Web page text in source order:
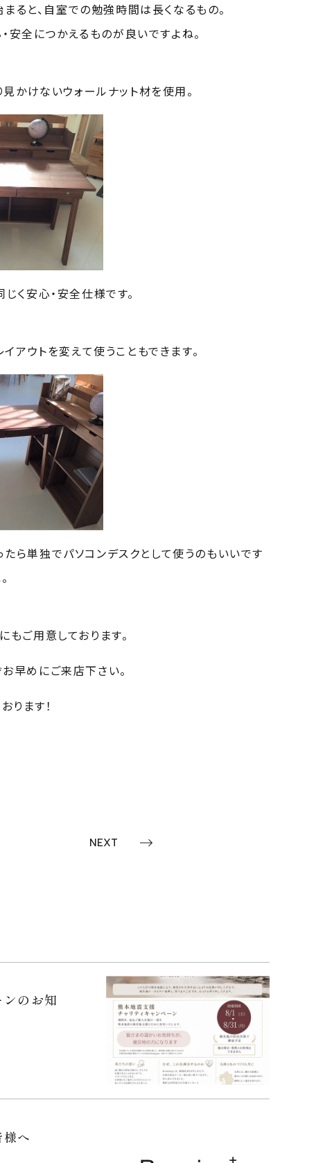
ると、自室での勉強時間は長くなるもの。
安全につかえるものが良いですよね。
かけないウォールナット材を使用。
く安心・安全仕様です。
アウトを変えて使うこともできます。
ら単独でパソコンデスクとして使うのもいいです
ご用意しております。
早めにご来店下さい。
ります！
NEXT
のお知
へ